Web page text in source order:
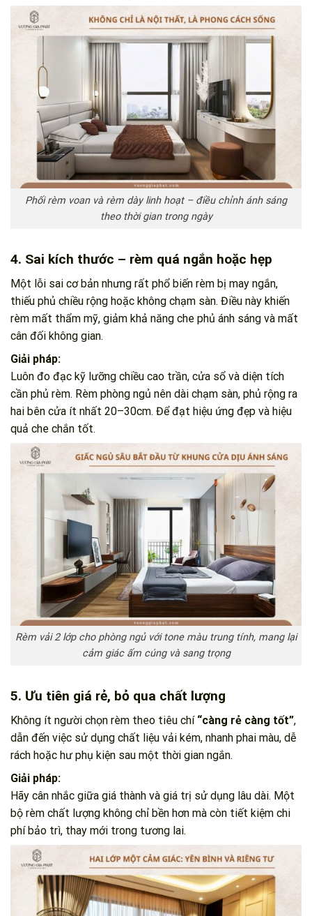
Phối rèm voan và rèm dày linh hoạt – điều chỉnh ánh sáng
theo thời gian trong ngày
4. Sai kích thước – rèm quá ngắn hoặc hẹp
Một lỗi sai cơ bản nhưng rất phổ biến rèm bị may ngắn,
thiếu phủ chiều rộng hoặc không chạm sàn. Điều này khiến
rèm mất thẩm mỹ, giảm khả năng che phủ ánh sáng và mất
cân đối không gian.
Giải pháp:
Luôn đo đạc kỹ lưỡng chiều cao trần, cửa sổ và diện tích
cần phủ rèm. Rèm phòng ngủ nên dài chạm sàn, phủ rộng ra
hai bên cửa ít nhất 20–30cm. Để đạt hiệu ứng đẹp và hiệu
quả che chắn tốt.
Rèm vải 2 lớp cho phòng ngủ với tone màu trung tính, mang lại
cảm giác ấm cúng và sang trọng
5. Ưu tiên giá rẻ, bỏ qua chất lượng
Không ít người chọn rèm theo tiêu chí “càng rẻ càng tốt”,
dẫn đến việc sử dụng chất liệu vải kém, nhanh phai màu, dễ
rách hoặc hư phụ kiện sau một thời gian ngắn.
Giải pháp:
Hãy cân nhắc giữa giá thành và giá trị sử dụng lâu dài. Một
bộ rèm chất lượng không chỉ bền hơn mà còn tiết kiệm chi
phí bảo trì, thay mới trong tương lai.